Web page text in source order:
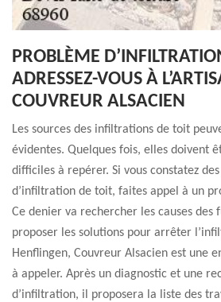
PROBLÈME
ADRESSEZ-VOUS À
COUVREUR ALSACIEN
Les sources des infiltrations de toit
évidentes. Quelques fois, elles doivent
difficiles à repérer. Si vous constatez
d’infiltration de toit, faites appel à un
Ce denier va rechercher les causes des
proposer les solutions pour arrêter
Henflingen, Couvreur Alsacien est une
à appeler. Après un diagnostic et une
d’infiltration, il proposera la liste des